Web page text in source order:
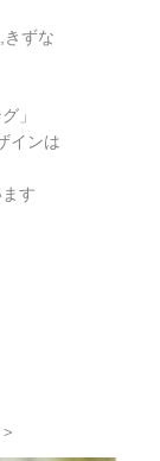
きずな
」
インは
す